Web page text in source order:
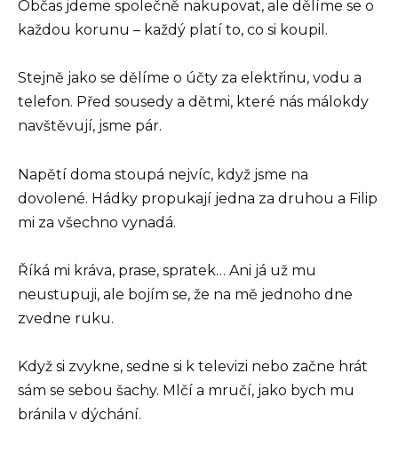
Občas jdeme společně nakupovat, ale dělíme se o
každou korunu – každý platí to, co si koupil.
Stejně jako se dělíme o účty za elektřinu, vodu a
telefon. Před sousedy a dětmi, které nás málokdy
navštěvují, jsme pár.
Napětí doma stoupá nejvíc, když jsme na
dovolené. Hádky propukají jedna za druhou a Filip
mi za všechno vynadá.
Říká mi kráva, prase, spratek… Ani já už mu
neustupuji, ale bojím se, že na mě jednoho dne
zvedne ruku.
Když si zvykne, sedne si k televizi nebo začne hrát
sám se sebou šachy. Mlčí a mručí, jako bych mu
bránila v dýchání.